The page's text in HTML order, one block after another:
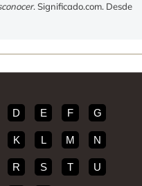
. Significado.com. Desde
D E F G
K L M N
R S T U